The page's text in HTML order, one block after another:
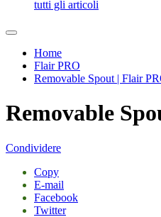
tutti gli articoli
Home
Flair PRO
Removable Spout | Flair
Removable
Condividere
Copy
E-mail
Facebook
Twitter